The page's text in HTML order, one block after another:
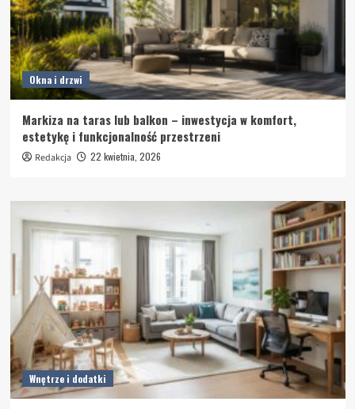
Okna i drzwi
Markiza na taras lub balkon – inwestycja w komfort,
estetykę i funkcjonalność przestrzeni
Redakcja 22 kwietnia, 2026
Wnętrze i dodatki